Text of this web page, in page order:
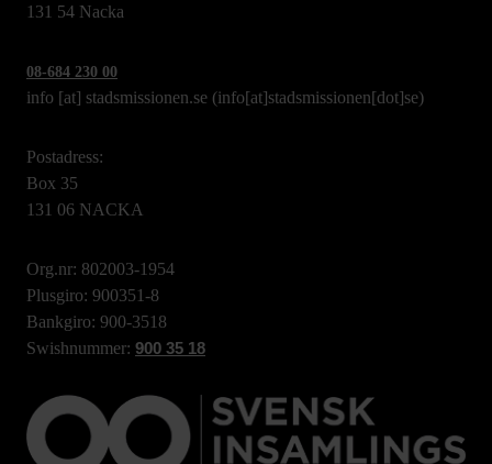
131 54 Nacka
08-684 230 00
info [at] stadsmissionen.se (info[at]stadsmissionen[dot]se)
Postadress:
Box 35
131 06 NACKA
Org.nr: 802003-1954
Plusgiro: 900351-8
Bankgiro: 900-3518
Swishnummer: 900 35 18